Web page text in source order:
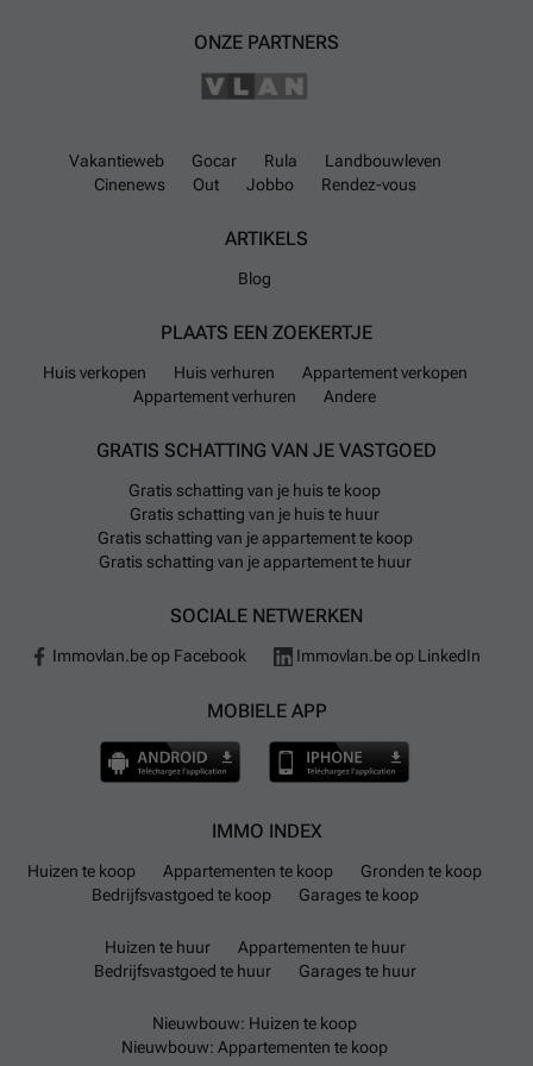
ONZE PARTNERS
Vakantieweb Gocar Rula
Landbouwleven
Cinenews
Out Jobbo Rendez-vous
ARTIKELS
Blog
PLAATS EEN ZOEKERTJE
Huis verkopen Huis verhuren
Appartement verkopen
Appartement verhuren
Andere
GRATIS SCHATTING VAN JE VASTGOED
Gratis schatting van je huis te koop
Gratis schatting van je huis te huur
Gratis schatting van je appartement te koop
Gratis schatting van je appartement te huur
SOCIALE NETWERKEN
Immovlan.be op Facebook Immovlan.be op LinkedIn
MOBIELE APP
IMMO INDEX
Huizen te koop Appartementen te koop
Gronden te koop
Bedrijfsvastgoed te koop
Garages te koop
Huizen te huur
Appartementen te huur
Bedrijfsvastgoed te huur
Garages te huur
Nieuwbouw: Huizen te koop
Nieuwbouw: Appartementen te koop